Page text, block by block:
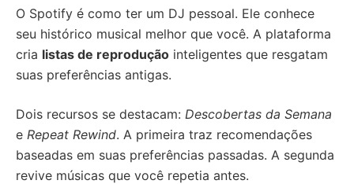
O Spotify é como ter um DJ pessoal. Ele conhece
seu histórico musical melhor que você. A plataforma
cria listas de reprodução inteligentes que resgatam
suas preferências antigas.
Dois recursos se destacam: Descobertas da Semana
e Repeat Rewind. A primeira traz recomendações
baseadas em suas preferências passadas. A segunda
revive músicas que você repetia antes.